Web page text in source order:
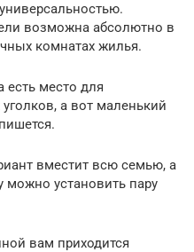
возможна абсолютно в
комнатах жилья.
есть место для
а вот маленький
вместит всю семью, а
можно установить пару
вам приходится